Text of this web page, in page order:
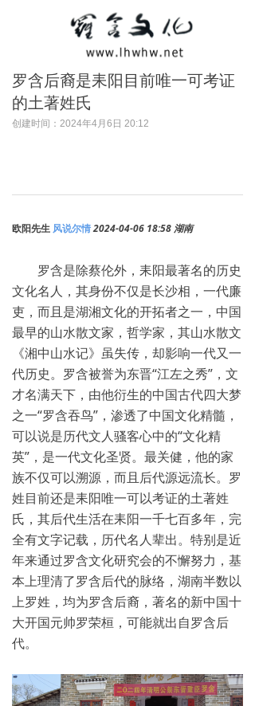
罗含后裔是耒阳目前唯一可考证
的土著姓氏
创建时间： 2024年4月6日 20:12
欧阳先生 风说尔情2024-04-06 18:58 湖南
罗含是除蔡伦外，耒阳最著名的历史
文化名人，其身份不仅是长沙相，一代廉
吏，而且是湖湘文化的开拓者之一，中国
最早的山水散文家，哲学家，其山水散文
《湘中山水记》虽失传，却影响一代又一
代历史。罗含被誉为东晋“江左之秀”，文
才名满天下，由他衍生的中国古代四大梦
之一“罗含吞鸟”，渗透了中国文化精髓，
可以说是历代文人骚客心中的“文化精
英”，是一代文化圣贤。最关健，他的家
族不仅可以溯源，而且后代源远流长。罗
姓目前还是耒阳唯一可以考证的土著姓
氏，其后代生活在耒阳一千七百多年，完
全有文字记载，历代名人辈出。特别是近
年来通过罗含文化研究会的不懈努力，基
本上理清了罗含后代的脉络，湖南半数以
上罗姓，均为罗含后裔，著名的新中国十
大开国元帅罗荣桓，可能就出自罗含后
代。